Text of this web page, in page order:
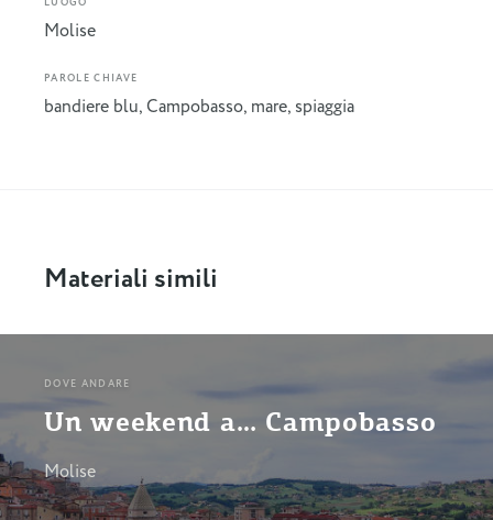
Molise
PAROLE CHIAVE
bandiere blu, Campobasso, mare, spiaggia
Materiali simili
DOVE ANDARE
Un weekend a… Campobasso
Molise